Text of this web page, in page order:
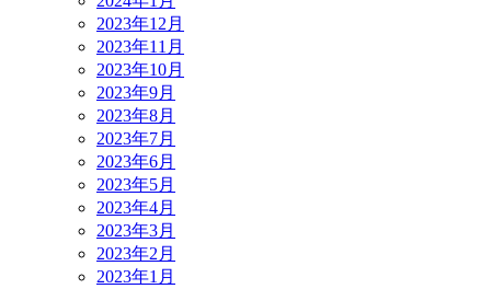
2023年12月
2023年11月
2023年10月
2023年9月
2023年8月
2023年7月
2023年6月
2023年5月
2023年4月
2023年3月
2023年2月
2023年1月